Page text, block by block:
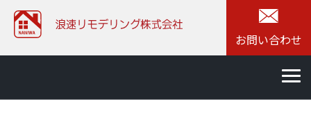
お問い合わせ